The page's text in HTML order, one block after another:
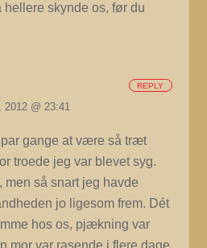
hellere skynde os, før du
@ 23:41
gange at være så træt
troede jeg var blevet syg.
men så snart jeg havde
jo ligesom frem. Dét
hos os, pjækning var
mor var rasende i flere dage
REPLY